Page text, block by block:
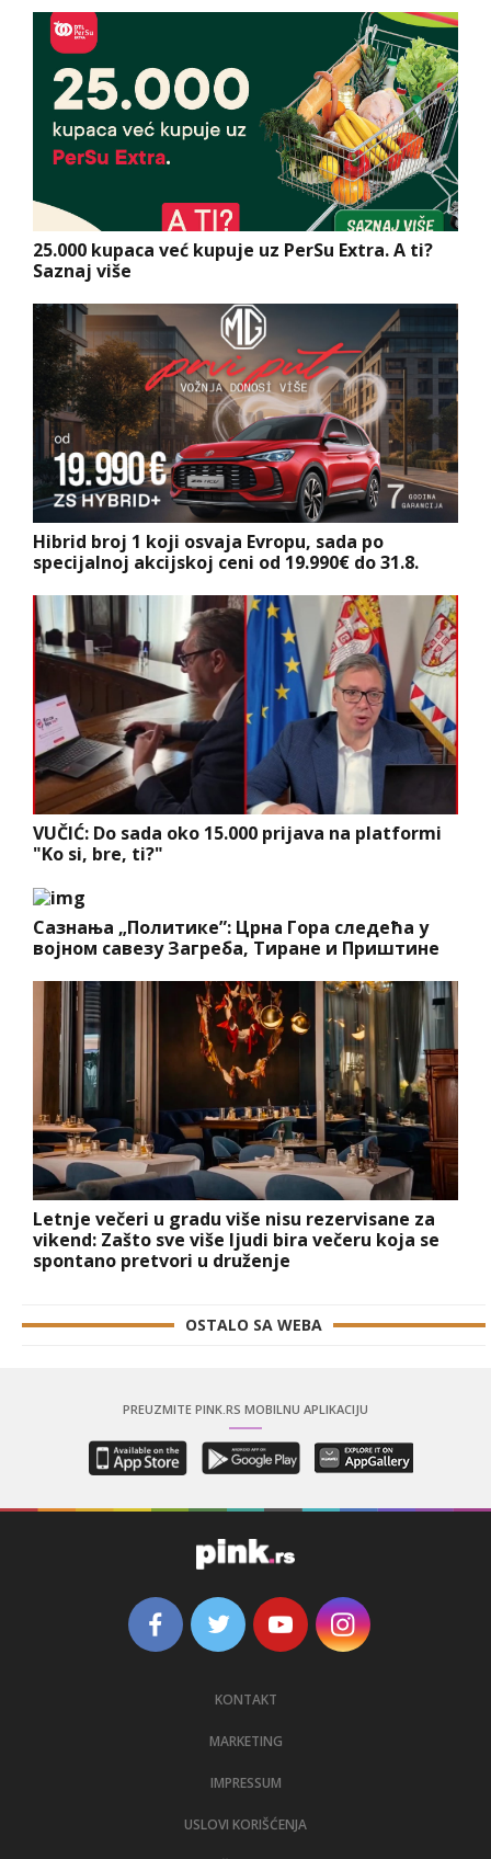
25.000 kupaca već kupuje uz PerSu Extra. A ti?
Saznaj više
Hibrid broj 1 koji osvaja Evropu, sada po
specijalnoj akcijskoj ceni od 19.990€ do 31.8.
VUČIĆ: Do sada oko 15.000 prijava na platformi
"Ko si, bre, ti?"
Сазнања „Политике”: Црна Гора следећа у
војном савезу Загреба, Тиране и Приштине
Letnje večeri u gradu više nisu rezervisane za
vikend: Zašto sve više ljudi bira večeru koja se
spontano pretvori u druženje
OSTALO SA WEBA
PREUZMITE PINK.RS MOBILNU APLIKACIJU
KONTAKT
MARKETING
IMPRESSUM
USLOVI KORIŠĆENJA